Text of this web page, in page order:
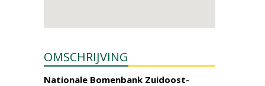
OMSCHRIJVING
Nationale Bomenbank Zuidoost-